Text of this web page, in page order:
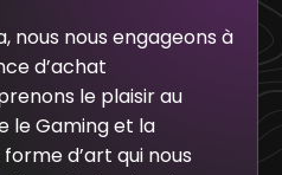
nous nous engageons à
d’achat
le plaisir au
le Gaming et la
d’art qui nous